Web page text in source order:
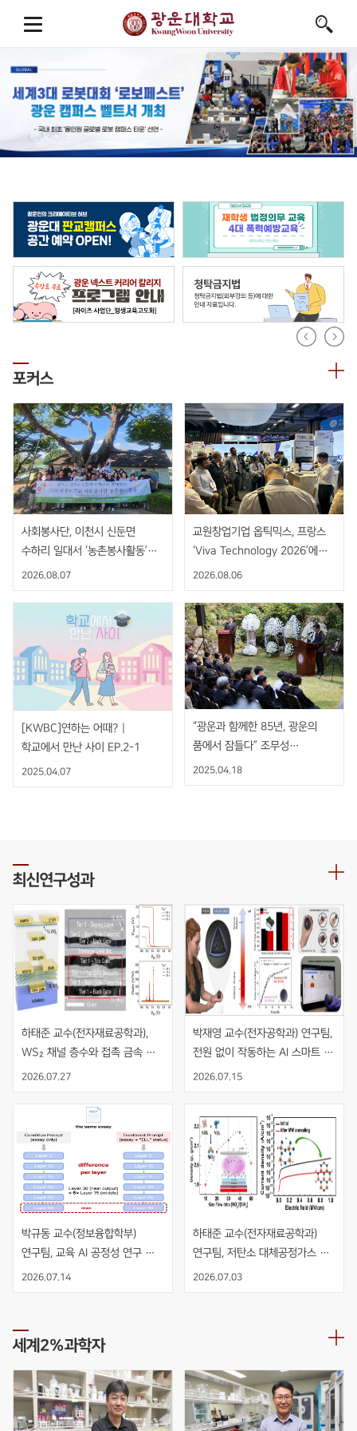
포커스
사회봉사단, 이천시 신둔면
수하리 일대서 ‘농촌봉사활동’
펼쳐
2026.08.07
교원창업기업 옵틱믹스, 프랑스
‘Viva Technology 2026’에서
AI 기반 비접촉 핸드제스처 센서
2026.08.06
[KWBC]연하는 어때? |
학교에서 만난 사이 EP.2-1
2025.04.07
“광운과 함께한 85년, 광운의
품에서 잠들다” 조무성
광운대학교 초대총장 영결식
2025.04.18
최신연구성과
하태준 교수(전자재료공학과),
WS₂ 채널 층수와 접촉 금속
동시 최적화를 통한 초고이득
2026.07.27
박재영 교수(전자공학과) 연구팀,
전원 없이 작동하는 AI 스마트
재활볼 개발
2026.07.15
박규동 교수(정보융합학부)
연구팀, 교육 AI 공정성 연구
AIED 발표
2026.07.14
하태준 교수(전자재료공학과)
연구팀, 저탄소 대체공정가스
NO2 기반 PECVD 공정을
2026.07.03
세계2%과학자